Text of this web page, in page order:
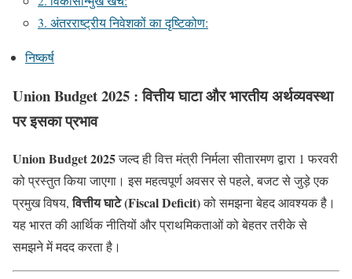
3. अंतरराष्ट्रीय निवेशकों का दृष्टिकोण:
निष्कर्ष
Union Budget 2025 : वित्तीय घाटा और भारतीय अर्थव्यवस्था
पर इसका प्रभाव
Union Budget 2025जल्द ही वित्त मंत्री निर्मला सीतारमण द्वारा 1 फरवरी
को प्रस्तुत किया जाएगा। इस महत्वपूर्ण अवसर से पहले, बजट से जुड़े एक
प्रमुख विषय,वित्तीय घाटे (Fiscal Deficit)को समझना बेहद आवश्यक है।
यह भारत की आर्थिक नीतियों और प्राथमिकताओं को बेहतर तरीके से
समझने में मदद करता है।